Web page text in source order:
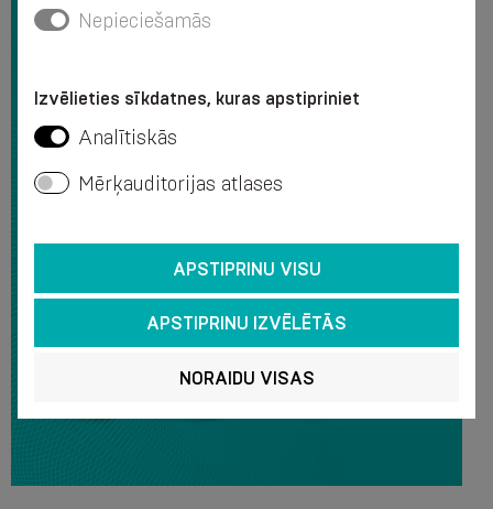
Nepieciešamās
Izvēlieties sīkdatnes, kuras apstipriniet
Analītiskās
Mērķauditorijas atlases
APSTIPRINU VISU
APSTIPRINU IZVĒLĒTĀS
NORAIDU VISAS